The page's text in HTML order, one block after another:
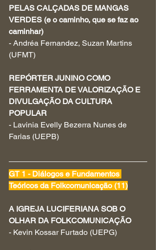
PELAS CALÇADAS DE MANGAS
VERDES (e o caminho, que se faz ao
caminhar)
- Andréa Fernandez, Suzan Martins
(UFMT)
REPÓRTER JUNINO COMO
FERRAMENTA DE VALORIZAÇÃO E
DIVULGAÇÃO DA CULTURA
POPULAR
- Lavinia Evelly Bezerra Nunes de
Farias (UEPB)
GT 1 - Diálogos e Fundamentos
Teóricos da Folkcomunicação (11)
A IGREJA LUCIFERIANA SOB O
OLHAR DA FOLKCOMUNICAÇÃO
- Kevin Kossar Furtado (UEPG)